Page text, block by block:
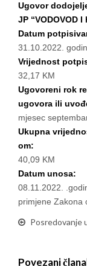
Ugovor
JP “VODOVOD
Datum
31.10.2022.
Vrijednost
32,17 KM
Ugovoreni rok
ugovora ili
mjesec
Ukupna
om:
40,09 KM
Datum unosa:
08.11.2022.
primjene Zakona
Posredovanje
Povezani